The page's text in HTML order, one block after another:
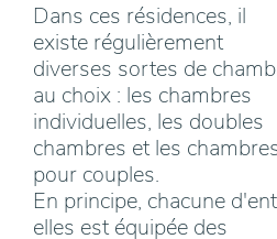
Dans ces résidences, il
existe régulièrement
diverses sortes de
au choix : les chambres
individuelles, les doubles
chambres et les
pour couples.
En principe, chacune
elles est équipée des